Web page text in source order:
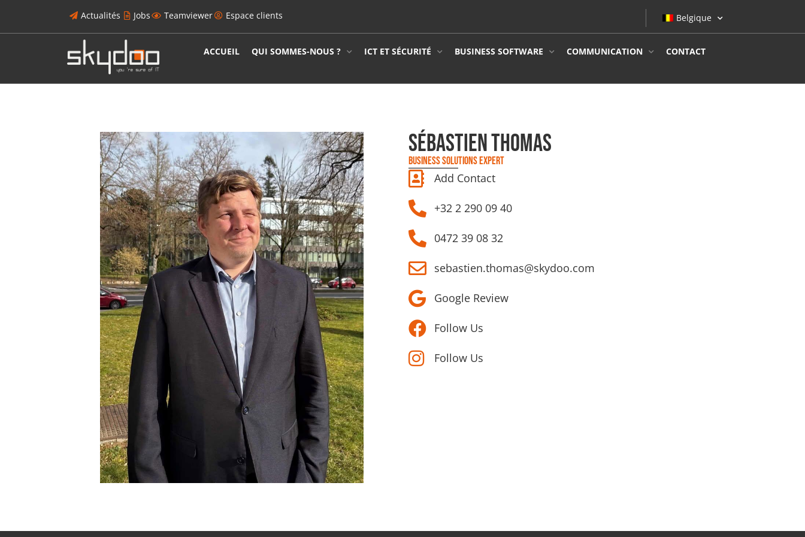
Actualités Jobs Teamviewer Espace clients Belgique
ACCUEIL QUI SOMMES-NOUS ? ICT ET SÉCURITÉ BUSINESS SOFTWARE COMMUNICATION CONTACT
SÉBASTIEN THOMAS
BUSINESS SOLUTIONS EXPERT
Add Contact
+32 2 290 09 40
0472 39 08 32
sebastien.thomas@skydoo.com
Google Review
Follow Us
Follow Us